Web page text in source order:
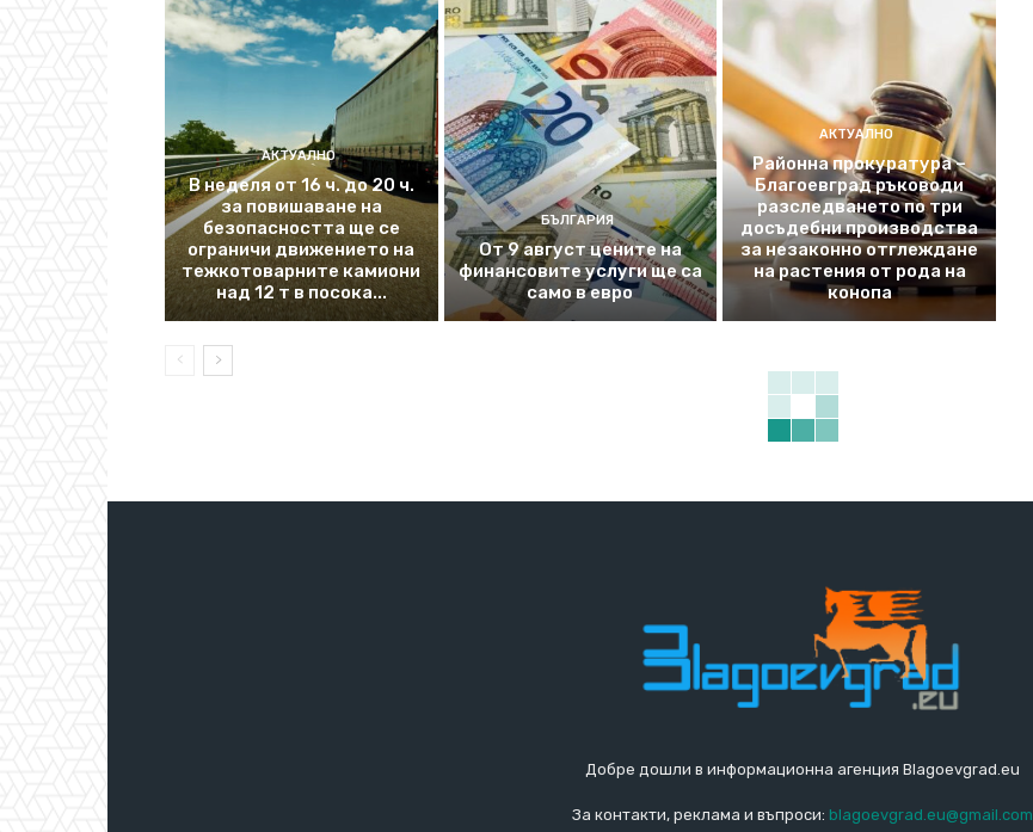
АКТУАЛНО
В неделя от 16 ч. до 20 ч.
за повишаване на
безопасността ще се
ограничи движението на
тежкотоварните камиони
над 12 т в посока...
БЪЛГАРИЯ
От 9 август цените на
финансовите услуги ще са
само в евро
АКТУАЛНО
Районна прокуратура –
Благоевград ръководи
разследването по три
досъдебни производства
за незаконно отглеждане
на растения от рода на
конопа
Добре дошли в информационна агенция Blagoevgrad.eu
За контакти, реклама и въпроси: blagoevgrad.eu@gmail.com